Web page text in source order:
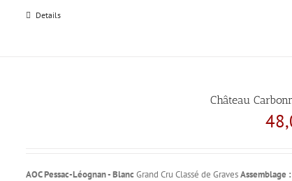
Details
Château
AOC Pessac-Léognan - Blanc Grand Cru Classé de GravesAssemblage :